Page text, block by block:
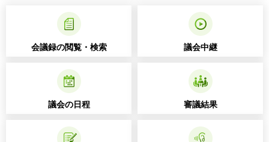
会議録の閲覧・検索 議会中継
議会の日程 審議結果